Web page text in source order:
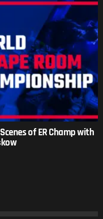
of ER Champ with